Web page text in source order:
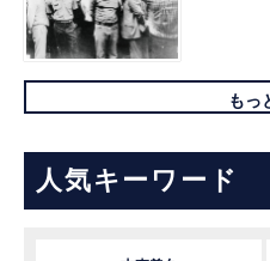
もっ
人気キーワード